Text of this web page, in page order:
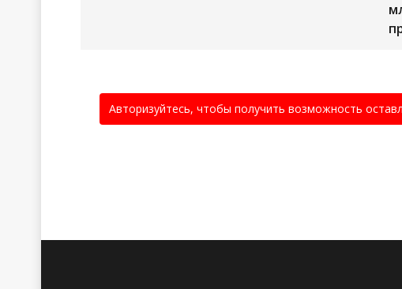
Авторизуйтесь, чтобы получить возможность